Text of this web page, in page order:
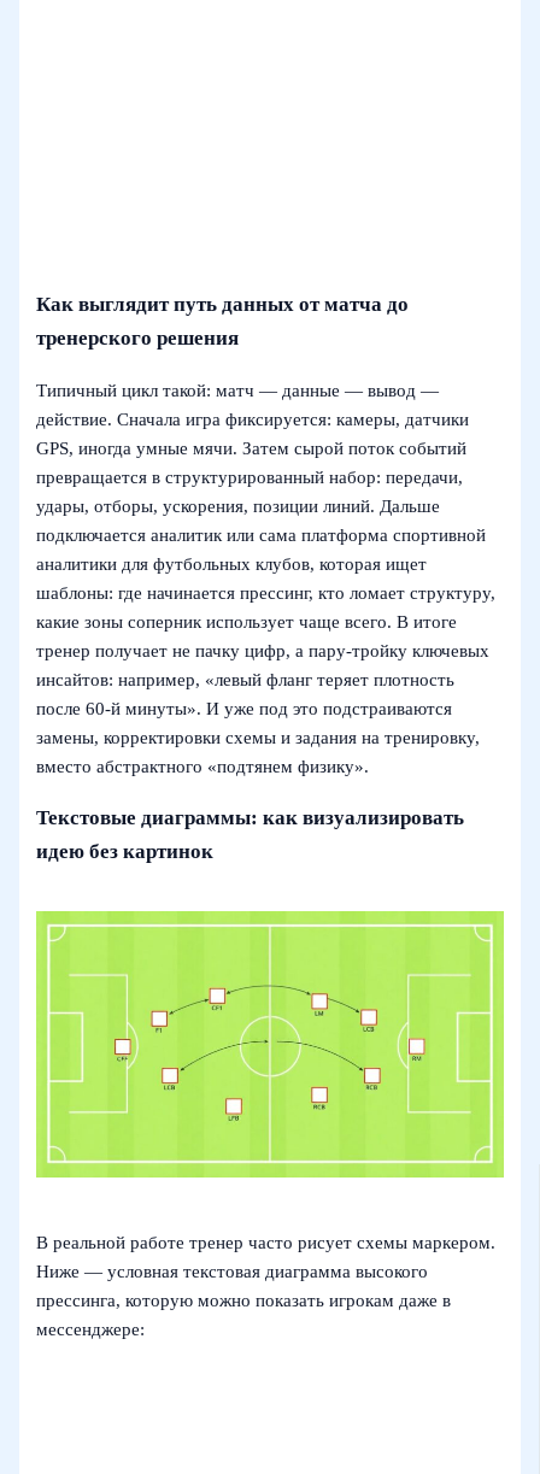
Как выглядит путь данных от матча до
тренерского решения
Типичный цикл такой: матч — данные — вывод —
действие. Сначала игра фиксируется: камеры, датчики
GPS, иногда умные мячи. Затем сырой поток событий
превращается в структурированный набор: передачи,
удары, отборы, ускорения, позиции линий. Дальше
подключается аналитик или сама платформа спортивной
аналитики для футбольных клубов, которая ищет
шаблоны: где начинается прессинг, кто ломает структуру,
какие зоны соперник использует чаще всего. В итоге
тренер получает не пачку цифр, а пару‑тройку ключевых
инсайтов: например, «левый фланг теряет плотность
после 60‑й минуты». И уже под это подстраиваются
замены, корректировки схемы и задания на тренировку,
вместо абстрактного «подтянем физику».
Текстовые диаграммы: как визуализировать
идею без картинок
В реальной работе тренер часто рисует схемы маркером.
Ниже — условная текстовая диаграмма высокого
прессинга, которую можно показать игрокам даже в
мессенджере: